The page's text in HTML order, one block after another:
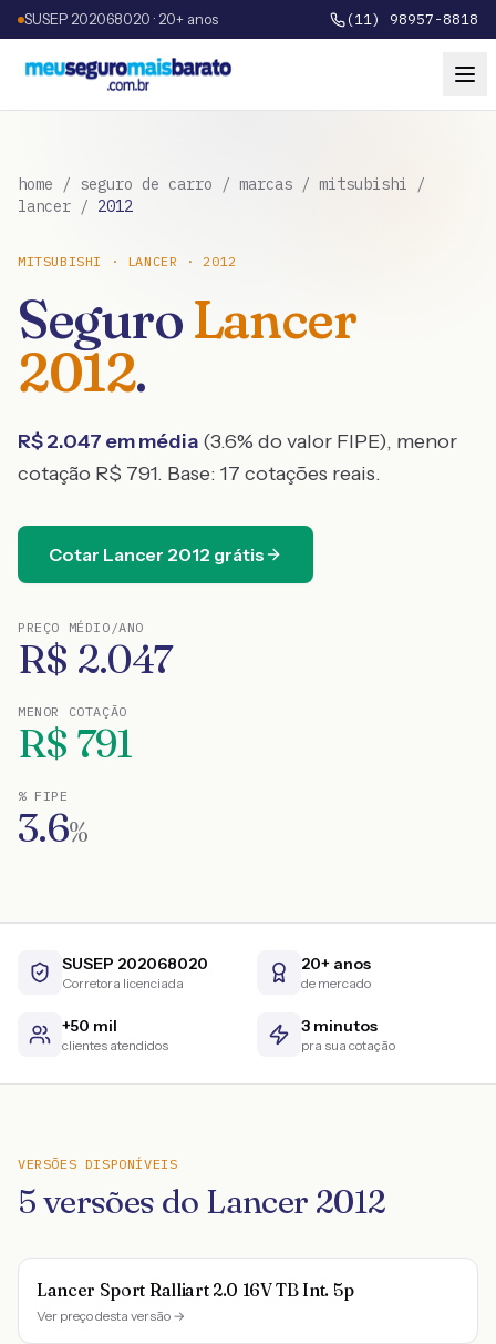
SUSEP 202068020 · 20+ anos (11) 98957-8818
home / seguro de carro / marcas / mitsubishi /
lancer / 2012
MITSUBISHI · LANCER · 2012
SeguroLancer
2012.
R$2.047 em média (3.6% do valor FIPE), menor
cotação R$ 791. Base: 17 cotações reais.
Cotar Lancer 2012 grátis
PREÇO MÉDIO/ANO
R$ 2.047
MENOR COTAÇÃO
R$ 791
% FIPE
3.6%
SUSEP 202068020
Corretora licenciada
20+ anos
de mercado
+50 mil
clientes atendidos
3 minutos
pra sua cotação
VERSÕES DISPONÍVEIS
5versões do Lancer 2012
Lancer Sport Ralliart 2.0 16V TB Int. 5p
Ver preço desta versão →